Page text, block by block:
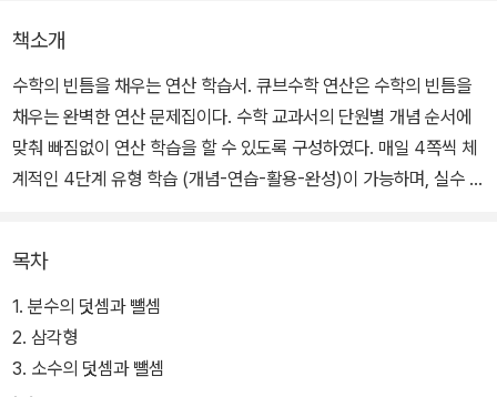
책소개
수학의 빈틈을 채우는 연산 학습서. 큐브수학 연산은 수학의 빈틈을
채우는 완벽한 연산 문제집이다. 수학 교과서의 단원별 개념 순서에
맞춰 빠짐없이 연산 학습을 할 수 있도록 구성하였다. 매일 4쪽씩 체
계적인 4단계 유형 학습 (개념-연습-활용-완성)이 가능하며, 실수 방
목차
1. 분수의 덧셈과 뺄셈
2. 삼각형
3. 소수의 덧셈과 뺄셈